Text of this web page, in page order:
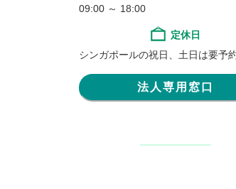
09:00 ～ 18:00
定休日
シンガポールの祝日、土日は要予
法人専用窓口